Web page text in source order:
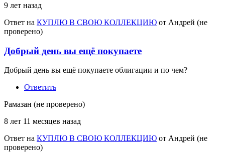
9 лет назад
Ответ на КУПЛЮ В СВОЮ КОЛЛЕКЦИЮ от Андрей (не
проверено)
Добрый день вы ещё покупаете
Добрый день вы ещё покупаете облигации и по чем?
Ответить
Рамазан (не проверено)
8 лет 11 месяцев назад
Ответ на КУПЛЮ В СВОЮ КОЛЛЕКЦИЮ от Андрей (не
проверено)